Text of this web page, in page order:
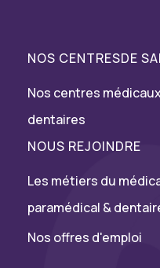
NOS CENTRESDE
Nos centres
dentaires
NOUS REJOINDRE
Les métiers du
paramédical &
Nos offres d'emploi